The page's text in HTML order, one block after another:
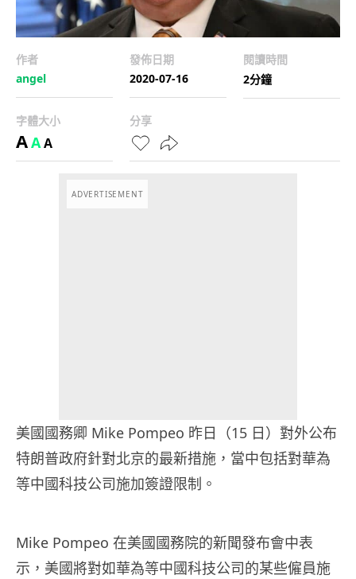
作者
angel
發佈日期
2020-07-16
閱讀時間
2分鐘
字體大小
AAA
分享
ADVERTISEMENT
美國國務卿 Mike Pompeo 昨日（15 日）對外公布
特朗普政府針對北京的最新措施，當中包括對華為
等中國科技公司施加簽證限制。
Mike Pompeo 在美國國務院的新聞發布會中表
示，美國將對如華為等中國科技公司的某些僱員施